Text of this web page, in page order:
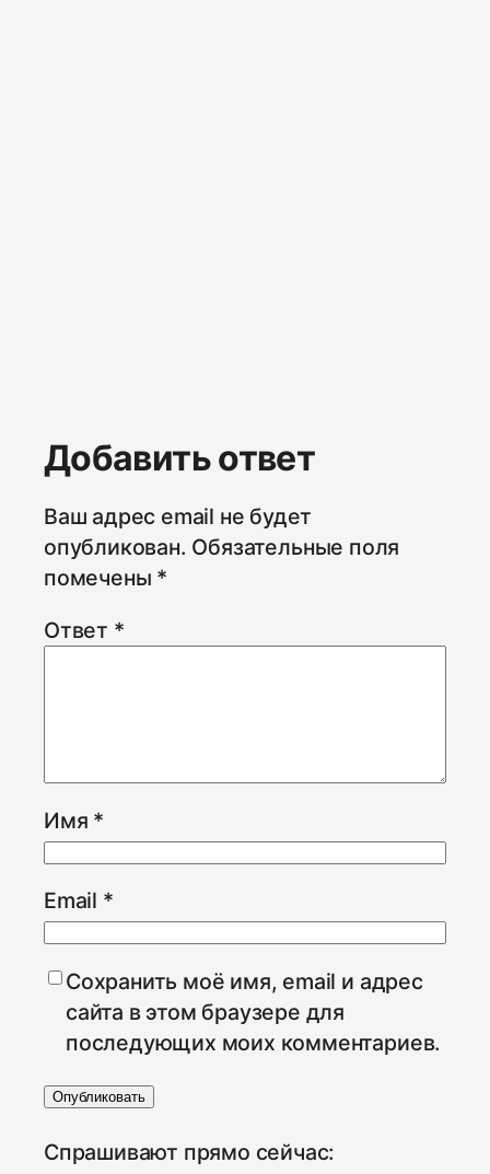
Добавить ответ
Ваш адрес email не будет
опубликован. Обязательные поля
помечены *
Ответ *
Имя *
Email *
Сохранить моё имя, email и адрес
сайта в этом браузере для
последующих моих комментариев.
Спрашивают прямо сейчас: